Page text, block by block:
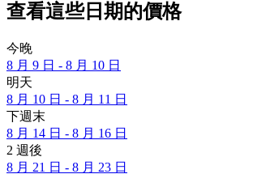
查看這些日期的價格
今晚
8 月 9 日 - 8 月 10 日
明天
8 月 10 日 - 8 月 11 日
下週末
8 月 14 日 - 8 月 16 日
2 週後
8 月 21 日 - 8 月 23 日